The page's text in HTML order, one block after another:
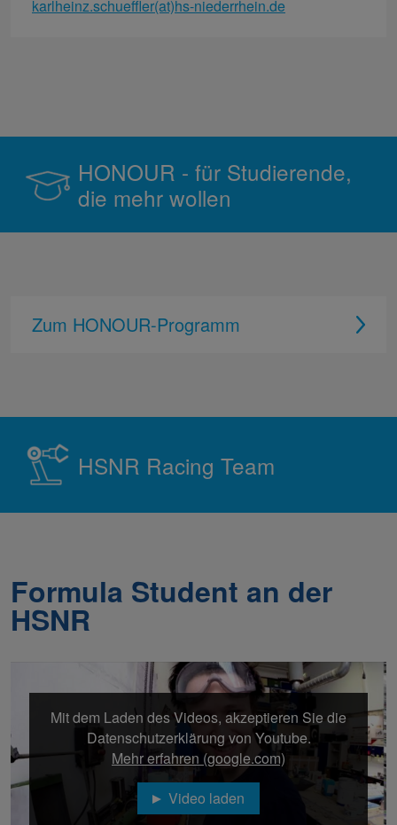
karlheinz.schueffler(at)hs-niederrhein.de
HONOUR - für Studierende,
die mehr wollen
Zum HONOUR-Programm
HSNR Racing Team
Formula Student an der
HSNR
Mit dem Laden des Videos, akzeptieren Sie die
Datenschutzerklärung von Youtube.
Mehr erfahren (google.com)
Video laden